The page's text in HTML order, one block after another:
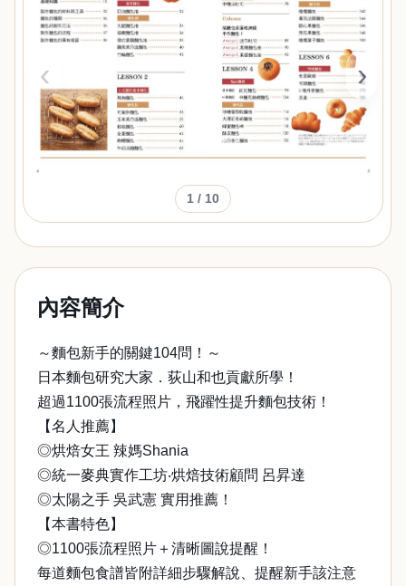
‹ ›
1 / 10
內容簡介
～麵包新手的關鍵104問！～
日本麵包研究大家．荻山和也貢獻所學！
超過1100張流程照片，飛躍性提升麵包技術！
【名人推薦】
◎烘焙女王 辣媽Shania
◎統一麥典實作工坊‧烘焙技術顧問 呂昇達
◎太陽之手 吳武憲 實用推薦！
【本書特色】
◎1100張流程照片＋清晰圖說提醒！
每道麵包食譜皆附詳細步驟解說、提醒新手該注意